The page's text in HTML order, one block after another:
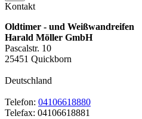
Kontakt
Oldtimer - und Weißwandreifen
Harald Möller GmbH
Pascalstr. 10
25451 Quickborn
Deutschland
Telefon: 04106618880
Telefax: 04106618881